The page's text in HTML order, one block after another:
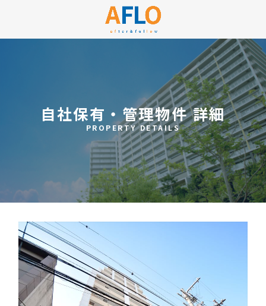
自社保有・管理物件 詳細
PROPERTY DETAILS